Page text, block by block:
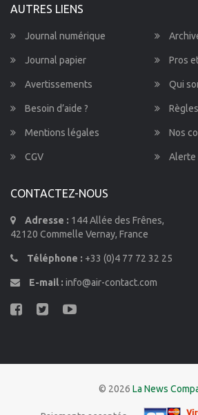
AUTRES LIENS
Journal numérique
Journal papier Pros
Avertissements Qui
Besoin d’aide ?
Mentions légales Nos
CGV Alerte
CONTACTEZ-NOUS
Adresse : 144 Allée des Frênes,
42120 Commelle Vernay, France
Téléphone : +33 (0)4 77 72 32 25
E-mail : info@air-contact.com
© 2026 La News